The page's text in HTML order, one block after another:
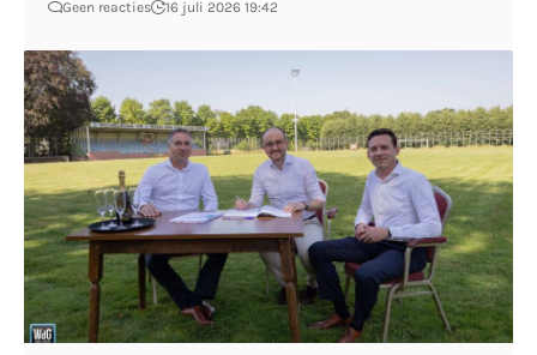
Geen reacties 16 juli 2026 19:42